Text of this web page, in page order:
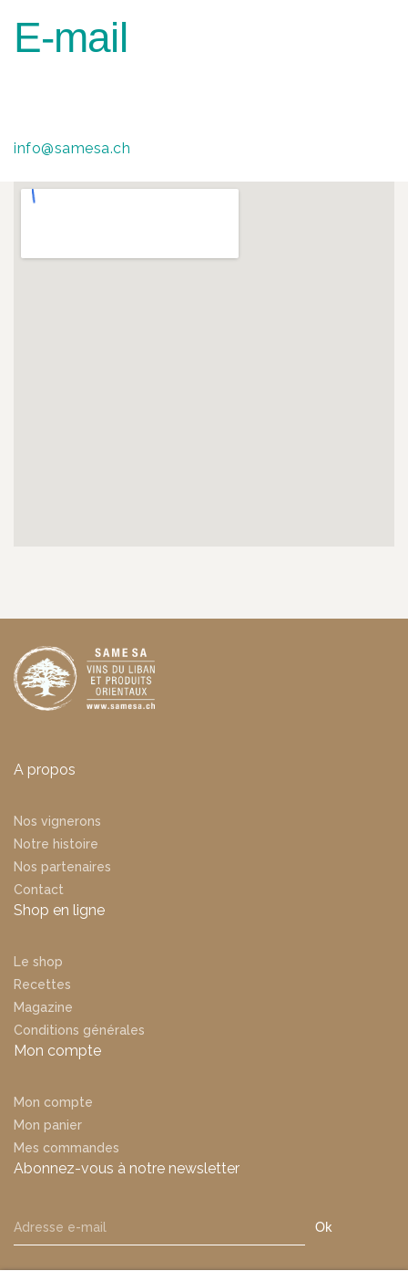
E-mail
info@samesa.ch
A propos
Nos vignerons
Notre histoire
Nos partenaires
Contact
Shop en ligne
Le shop
Recettes
Magazine
Conditions générales
Mon compte
Mon compte
Mon panier
Mes commandes
Abonnez-vous à notre newsletter
Ok